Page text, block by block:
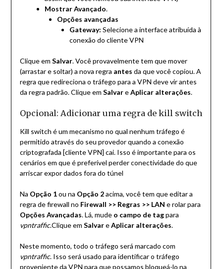
Mostrar Avançado.
Opções avançadas
Gateway: Selecione a interface atribuída à
conexão do cliente VPN
Clique em Salvar. Você provavelmente tem que mover
(arrastar e soltar) a nova regra antes da que você copiou. A
regra que redireciona o tráfego para a VPN deve vir antes
da regra padrão. Clique em SalvareAplicar alterações.
Opcional: Adicionar uma regra de kill switch
Kill switch é um mecanismo no qual nenhum tráfego é
permitido através do seu provedor quando a conexão
criptografada [cliente VPN] cai. Isso é importante para os
cenários em que é preferível perder conectividade do que
arriscar expor dados fora do túnel
Na Opção 1ou na Opção 2acima, você tem que editar a
regra de firewall no Firewall >> Regras >> LAN e rolar para
Opções Avançadas. Lá, mude o campo de tagpara
vpntraffic.Clique em SalvareAplicar alterações.
Neste momento, todo o tráfego será marcado com
vpntraffic. Isso será usado para identificar o tráfego
proveniente da VPN para que possamos bloqueá-lo na